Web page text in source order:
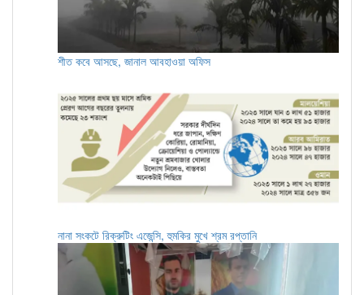
শীত কবে আসছে, জানাল আবহাওয়া অফিস
নানা সংকটে রিক্রুটিং এজেন্সি, হুমকির মুখে শ্রম রপ্তানি